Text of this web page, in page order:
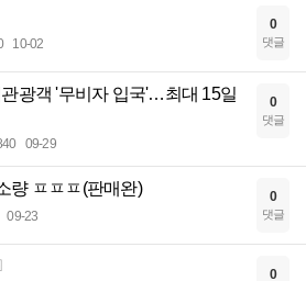
10-02
0
댓글
광객 '무비자 입국'…최대 15일
09-29
0
댓글
량 ㅍㅍㅍ(판매완)
09-23
0
댓글
0